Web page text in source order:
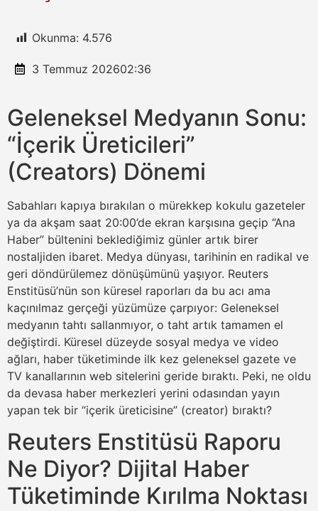
Okunma: 4.576
3 Temmuz 202602:36
Geleneksel Medyanın Sonu:
“İçerik Üreticileri”
(Creators) Dönemi
Sabahları kapıya bırakılan o mürekkep kokulu gazeteler
ya da akşam saat 20:00’de ekran karşısına geçip “Ana
Haber” bültenini beklediğimiz günler artık birer
nostaljiden ibaret. Medya dünyası, tarihinin en radikal ve
geri döndürülemez dönüşümünü yaşıyor. Reuters
Enstitüsü’nün son küresel raporları da bu acı ama
kaçınılmaz gerçeği yüzümüze çarpıyor: Geleneksel
medyanın tahtı sallanmıyor, o taht artık tamamen el
değiştirdi. Küresel düzeyde sosyal medya ve video
ağları, haber tüketiminde ilk kez geleneksel gazete ve
TV kanallarının web sitelerini geride bıraktı. Peki, ne oldu
da devasa haber merkezleri yerini odasından yayın
yapan tek bir “içerik üreticisine” (creator) bıraktı?
Reuters Enstitüsü Raporu
Ne Diyor? Dijital Haber
Tüketiminde Kırılma Noktası